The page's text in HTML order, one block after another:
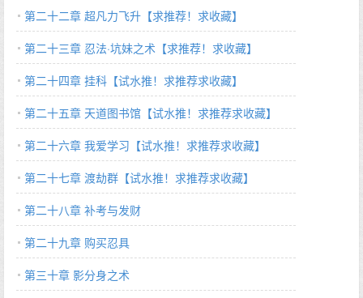
第二十二章 超凡力飞升【求推荐！求收藏】
第二十三章 忍法·坑妹之术【求推荐！求收藏】
第二十四章 挂科【试水推！求推荐求收藏】
第二十五章 天道图书馆【试水推！求推荐求收藏】
第二十六章 我爱学习【试水推！求推荐求收藏】
第二十七章 渡劫群【试水推！求推荐求收藏】
第二十八章 补考与发财
第二十九章 购买忍具
第三十章 影分身之术